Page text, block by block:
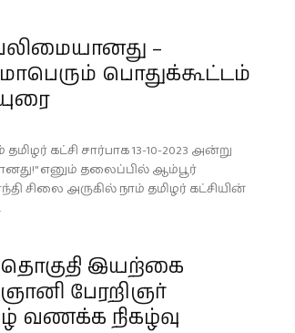
–
மாபெரும் பொதுக்கூட்டம்
கட்சி சார்பாக 13-10-2023 அன்று
எனும் தலைப்பில் ஆம்பூர்
சிலை அருகில் நாம் தமிழர் கட்சியின்
இயற்கை
பேரறிஞர்
வணக்க நிகழ்வு